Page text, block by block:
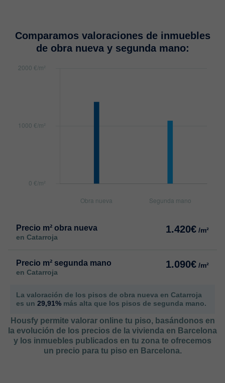
Comparamos valoraciones de inmuebles
de obra nueva y segunda mano:
Precio m² obra nueva
en Catarroja
1.420€ /m²
Precio m² segunda mano
en Catarroja
1.090€ /m²
La valoración de los pisos de obra nueva en Catarroja
es un 29,91% más alta que los pisos de segunda mano.
Housfy permite valorar online tu piso, basándonos en
la evolución de los precios de la vivienda en Barcelona
y los inmuebles publicados en tu zona te ofrecemos
un precio para tu piso en Barcelona.